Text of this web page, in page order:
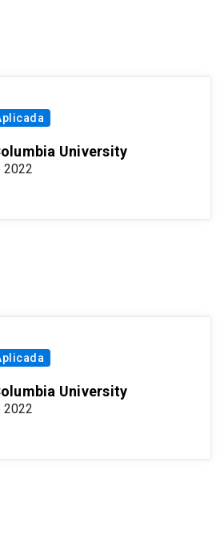
University
2022
University
2022